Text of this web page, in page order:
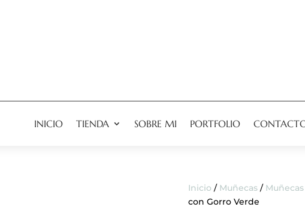
INICIO TIENDA SOBRE MI PORTFOLIO
Inicio / Muñecas/
con Gorro Verde